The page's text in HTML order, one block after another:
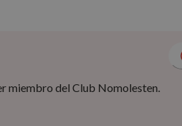
miembro del Club Nomolesten.